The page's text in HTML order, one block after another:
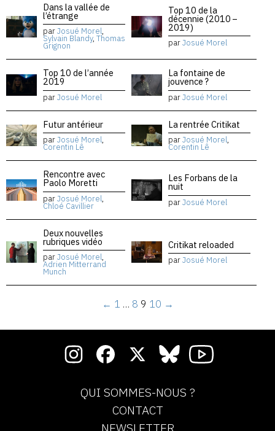
Dans la vallée de
l’étrange
parJosué Morel,
Sylvain Blandy, Thomas
Grignon
Top 10 de la
décennie (2010 –
2019)
parJosué Morel
Top 10 de l’année
2019
parJosué Morel
La fontaine de
jouvence ?
parJosué Morel
Futur antérieur
parJosué Morel,
Corentin Lê
La rentrée Critikat
parJosué Morel,
Corentin Lê
Rencontre avec
Paolo Moretti
parJosué Morel,
Chloé Cavillier
Les Forbans de la
nuit
parJosué Morel
Deux nouvelles
rubriques vidéo
parJosué Morel,
Adrien Mitterrand
Munch
Critikat reloaded
parJosué Morel
← 1 … 8 9 10 →
QUI SOMMES-NOUS ?
CONTACT
NEWSLETTER